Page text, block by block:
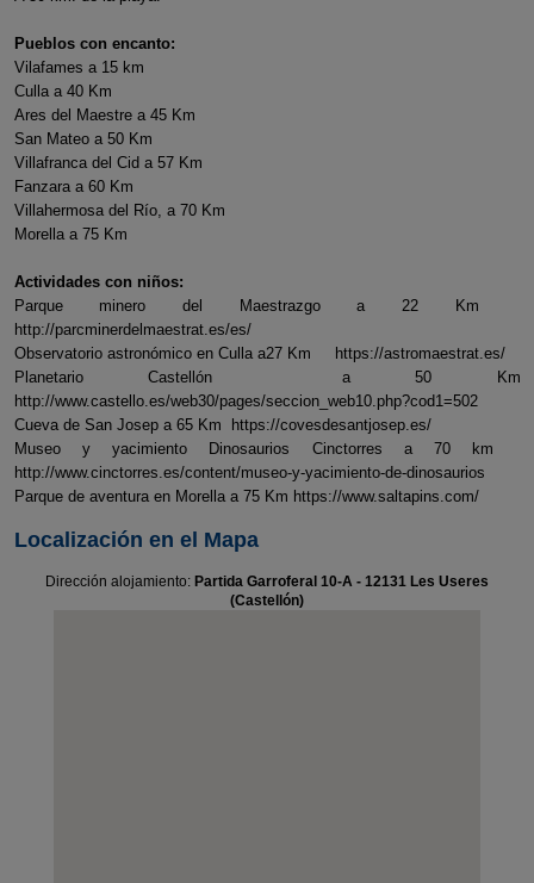
Pueblos con encanto:
Vilafames a 15 km
Culla a 40 Km
Ares del Maestre a 45 Km
San Mateo a 50 Km
Villafranca del Cid a 57 Km
Fanzara a 60 Km
Villahermosa del Río, a 70 Km
Morella a 75 Km
Actividades con niños:
Parque minero del Maestrazgo a 22 Km
http://parcminerdelmaestrat.es/es/
Observatorio astronómico en Culla a27 Km https://astromaestrat.es/
Planetario Castellón a 50 Km
http://www.castello.es/web30/pages/seccion_web10.php?cod1=502
Cueva de San Josep a 65 Km https://covesdesantjosep.es/
Museo y yacimiento Dinosaurios Cinctorres a 70 km
http://www.cinctorres.es/content/museo-y-yacimiento-de-dinosaurios
Parque de aventura en Morella a 75 Km https://www.saltapins.com/
Localización en el Mapa
Dirección alojamiento: Partida Garroferal 10-A - 12131 Les Useres
(Castellón)